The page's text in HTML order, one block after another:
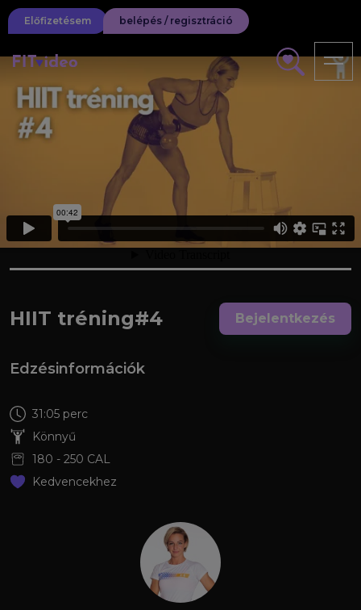
Előfizetésem belépés / regisztráció
HIIT tréning#4 Bejelentkezés
Edzésinformációk
31:05 perc
Könnyű
180 - 250 CAL
Kedvencekhez